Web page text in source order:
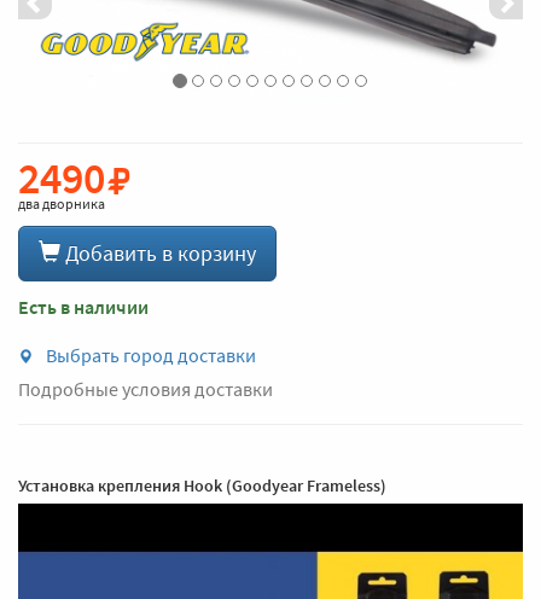
2490
два дворника
Добавить в корзину
Есть в наличии
Выбрать город доставки
Подробные условия доставки
Установка крепления Hook (Goodyear Frameless)